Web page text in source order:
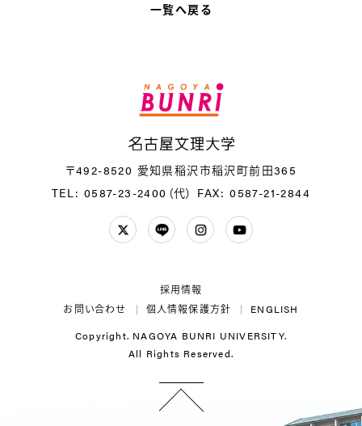
一覧へ戻る
〒492-8520 愛知県稲沢市稲沢町前田365
TEL: 0587-23-2400（代） FAX: 0587-21-2844
ENGLISH
個人情報保護方針
お問い合わせ
採用情報
Copyright. NAGOYA BUNRI UNIVERSITY.
All Rights Reserved.